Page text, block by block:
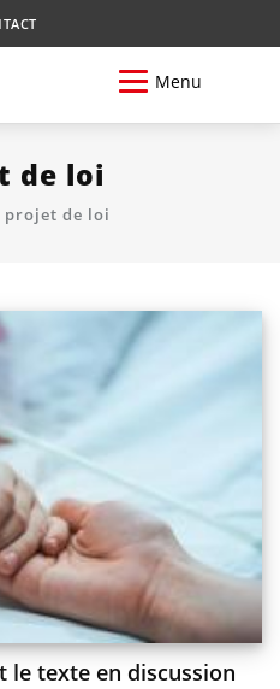
Menu
de loi
projet de loi
le texte en discussion